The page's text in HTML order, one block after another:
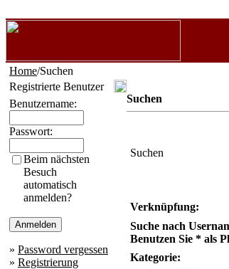
Home/Suchen
Registrierte Benutzer
Benutzername:
Passwort:
Beim nächsten
Besuch
automatisch
anmelden?
» Password vergessen
» Registrierung
Suchen
Suchen
Verknüpfung:
Suche nach
Benutzen Sie * als
Kategorie: